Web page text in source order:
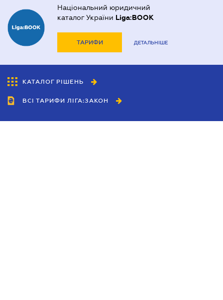
Національний юридичний
каталог України Liga:BOOK
ТАРИФИ ДЕТАЛЬНІШЕ
КАТАЛОГ РІШЕНЬ
ВСІ ТАРИФИ ЛІГА:ЗАКОН